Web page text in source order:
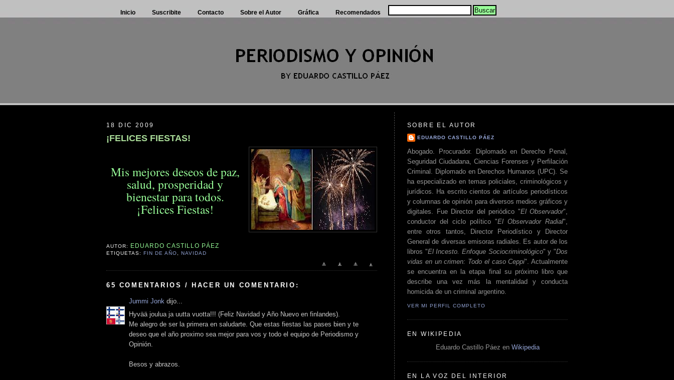
Inicio Suscribite Contacto Sobre el Autor Gráfica Recomendados
18 DIC 2009
¡FELICES FIESTAS!
Mis mejores deseos de paz,
salud, prosperidady
bienestar para todos.
¡Felices Fiestas!
AUTOR: EDUARDO CASTILLO PÁEZ
ETIQUETAS:FIN DE AÑO ,NAVIDAD
65 COMENTARIOS / HACER UN COMENTARIO:
Jummi Jonk dijo...
Hyvää joulua ja uutta vuotta!!! (Feliz Navidad y Año Nuevo en finlandes).
Me alegro de ser la primera en saludarte. Que estas fiestas las pases bien y te
deseo que el año proximo sea mejor para vos y todo el equipo de Periodismo y
Opinión.
Besos y abrazos.
SOBRE EL AUTOR
EDUARDO CASTILLO PÁEZ
Abogado. Procurador. Diplomado en Derecho Penal,
Seguridad Ciudadana, Ciencias Forenses y Perfilación
Criminal. Diplomado en Derechos Humanos (UPC). Se
ha especializado en temas policiales, criminológicos y
jurídicos. Ha escrito cientos de artículos periodísticos
y columnas de opinión para diversos medios gráficos y
digitales. Fue Director del periódico "El Observador",
conductor del ciclo político "El Observador Radial",
entre otros tantos, Director Periodístico y Director
General de diversas emisoras radiales. Es autor de los
libros "El Incesto. Enfoque Sociocriminológico" y "Dos
vidas en un crimen: Todo el caso Ceppi". Actualmente
se encuentra en la etapa final su próximo libro que
describe una vez más la mentalidad y conducta
homicida de un criminal argentino.
VER MI PERFIL COMPLETO
EN WIKIPEDIA
Eduardo Castillo Páez en Wikipedia
EN LA VOZ DEL INTERIOR